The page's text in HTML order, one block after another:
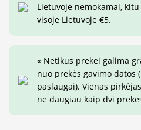
Lietuvoje nemokamai,
visoje Lietuvoje €5.
« Netikus prekei galima
nuo prekės gavimo datos
paslaugai). Vienas
ne daugiau kaip dvi